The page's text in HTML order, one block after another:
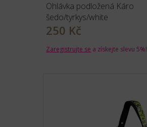
Ohlávka podložená Káro
šedo/tyrkys/white
250 Kč
Zaregistrujte se a získejte slevu 5%!